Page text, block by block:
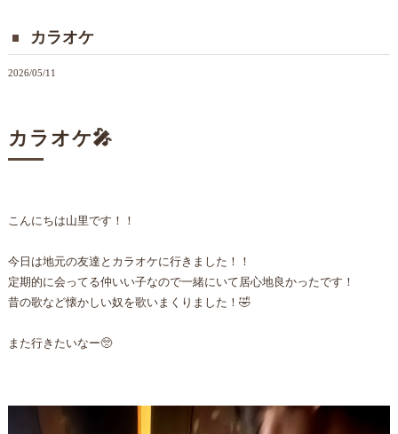
カラオケ
2026/05/11
カラオケ🎤
こんにちは山里です！！
今日は地元の友達とカラオケに行きました！！
定期的に会ってる仲いい子なので一緒にいて居心地良かったです！
昔の歌など懐かしい奴を歌いまくりました！🤣
また行きたいなー🥺